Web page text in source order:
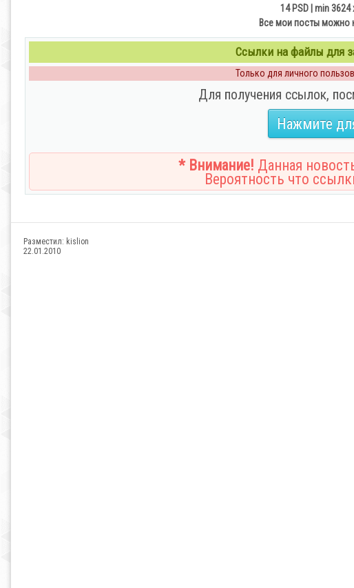
14 PSD | min 3624
Все мои посты можно
Ссылки на файлы для
Только для личного
Для получения ссылок,
Нажмите
* Внимание! Данная
Вероятность что
Разместил: kislion
22.01.2010